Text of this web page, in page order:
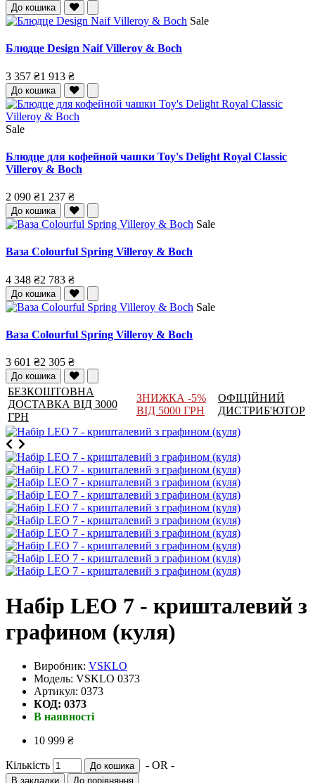
До кошика
Sale
Блюдце Design Naif Villeroy & Boch
3 357 ₴1 913 ₴
До кошика
Sale
Блюдце для кофейной чашки Toy's Delight Royal Classic
Villeroy & Boch
2 090 ₴1 237 ₴
До кошика
Sale
Ваза Colourful Spring Villeroy & Boch
4 348 ₴2 783 ₴
До кошика
Sale
Ваза Colourful Spring Villeroy & Boch
3 601 ₴2 305 ₴
До кошика
БЕЗКОШТОВНА
ДОСТАВКА ВІД 3000
ГРН
ЗНИЖКА -5%
ВІД 5000 ГРН
ОФІЦІЙНИЙ
ДИСТРИБ'ЮТОР
Набір LEO 7 - кришталевий з
графином (куля)
Виробник: VSKLO
Модель: VSKLO 0373
Артикул: 0373
КОД: 0373
В наявності
10 999 ₴
Кількість До кошика - OR -
В закладки До порівняння